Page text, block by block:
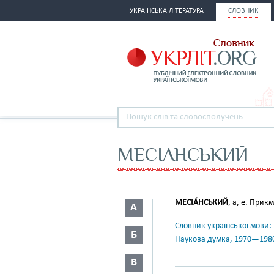
УКРАЇНСЬКА ЛІТЕРАТУРА СЛОВНИК
МЕСІАНСЬКИЙ
А
Б
В
МЕСІА́НСЬКИЙ, а, е.
Словник української
Наукова думка,